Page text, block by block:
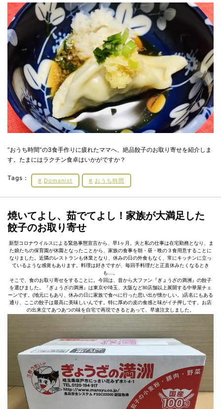
”おうち時間”の3食手作りに疲れたママへ、絶品餃子のお取り寄せを紹介しま
す。たまにはラクチン食卓はいかがですか？
Tags： Domanist おうち時間
焼いてよし、茹でてよし！家族が大満足した
餃子のお取り寄せ
新型コロナウイルスによる緊急事態宣言から、早1ヶ月。夫と私の仕事は在宅勤務となり、ま
た娘たちの保育園が休園となったことから、家族の食事を朝・昼・晩の３食用意することに
なりました。近隣のレストランも休業となり、休みの日の外食もなく、常にキッチンに立っ
ているような感覚もあります。料理は好きですが、毎回手料理だと正直休みたくなるとき
も…。
そこで、食のお取り寄せをすることに。今回は、昔から大ファン『ぎょうざの満洲』の餃子
を選びました。『ぎょうざの満洲』は東京や埼玉、大阪など80店舗以上展開する中華屋チェ
ーンです。(地元にもあり、休みの日に家族で食べに行った思い出が懐かしい。)店名にもある
通り、ここの餃子は最高に美味しいんです。特に厚めの皮の食感と味がイチ押しです。お店
の出来立てあつあつの味を自宅で再現できるとあって、早速注文しました。